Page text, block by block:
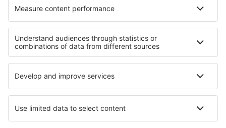
Rezervările mele
Politica de Confidențialitate
Politică cookie
Asistenţă şi contact